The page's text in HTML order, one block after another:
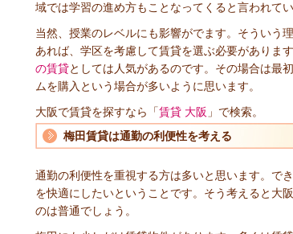
域では学習の進め方もことなってくると言われてい
当然、授業のレベルにも影響がでます。そういう
あれば、学区を考慮して賃貸を選ぶ必要がありま
の賃貸としては人気があるのです。その場合は最
ムを購入という場合が多いように思います。
大阪で賃貸を探すなら「賃貸 大阪 」で検索。
梅田賃貸は通勤の利便性を考える
通勤の利便性を重視する方は多いと思います。で
を快適にしたいということです。そう考えると大
のは普通でしょう。